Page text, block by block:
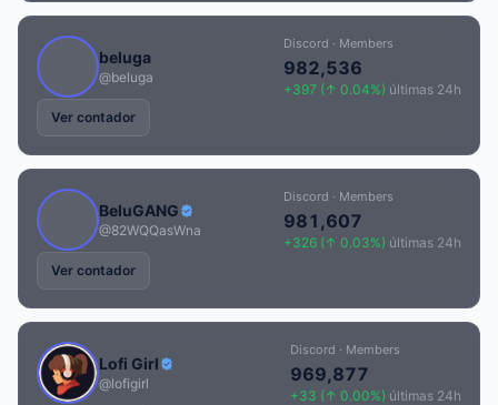
beluga
@beluga
Discord · Members
982,536
+397 (↑ 0.04%) últimas 24h
Ver contador
BeluGANG
@82WQQasWna
Discord · Members
981,607
+326 (↑ 0.03%) últimas 24h
Ver contador
Lofi Girl
@lofigirl
Discord · Members
969,877
+33 (↑ 0.00%) últimas 24h